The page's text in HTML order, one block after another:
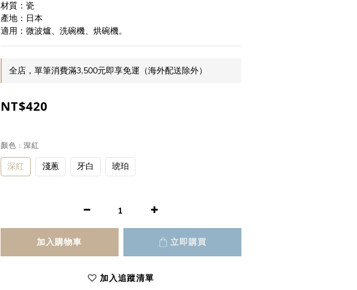
材質：瓷
產地：日本
適用：微波爐、洗碗機、烘碗機。
全店，單筆消費滿3,500元即享免運（海外配送除外）
NT$420
顏色 : 深紅
深紅 淺蔥 牙白 琥珀
加入購物車 立即購買
加入追蹤清單